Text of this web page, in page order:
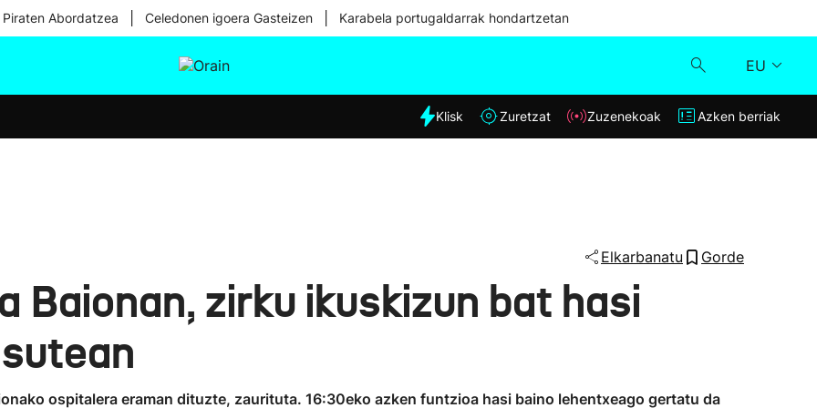
Abordatzea Celedonen igoera Gasteizen Karabela portugaldarrak hondartzetan
EU
Eguraldia
Klisk
Klisk Zuretzat Zuzenekoak Azken berriak
Elkarbanatu Gorde
Baionan, zirku ikuskizun bat hasi
ospitalera eraman dituzte, zaurituta. 16:30eko azken funtzioa hasi baino lehentxeago gertatu da